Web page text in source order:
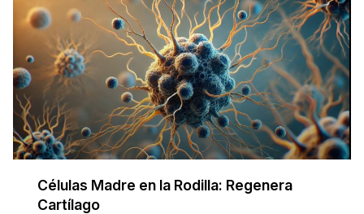
Células Madre en la Rodilla: Regenera
Cartílago